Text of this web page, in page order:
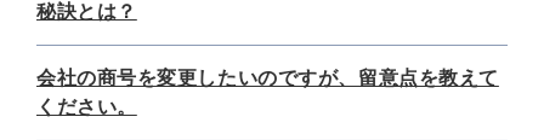
秘訣とは？
会社の商号を変更したいのですが、留意点を教えて
ください。